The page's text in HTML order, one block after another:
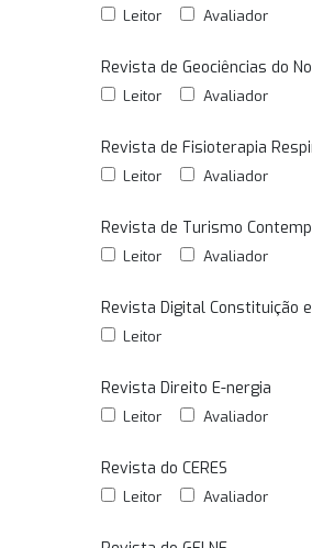
Leitor Avaliador
Revista de Geociências do
Leitor Avaliador
Revista de Fisioterapia
Leitor Avaliador
Revista de Turismo
Leitor Avaliador
Revista Digital Constituição
Leitor
Revista Direito E-nergia
Leitor Avaliador
Revista do CERES
Leitor Avaliador